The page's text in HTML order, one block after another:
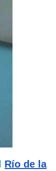
Río de la